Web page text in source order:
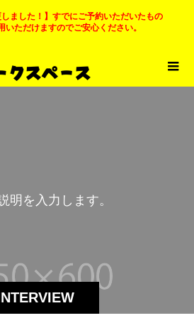
しました！】すでにご予約いただいたもの
いただけますのでご安心ください。
明 を 入 力 し ま す。